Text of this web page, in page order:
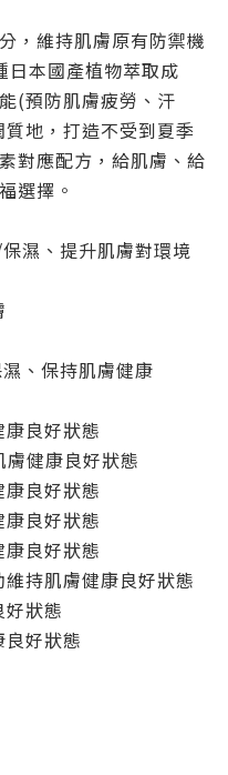
，維持肌膚原有防禦機
日本國產植物萃取成
(預防肌膚疲勞、汗
地，打造不受到夏季
對應配方，給肌膚、給
選擇。
濕、提升肌膚對環境
、保持肌膚健康
良好狀態
健康良好狀態
良好狀態
良好狀態
良好狀態
持肌膚健康良好狀態
狀態
好狀態